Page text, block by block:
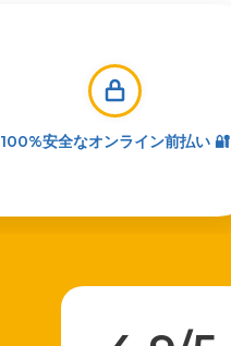
100%安全なオンライン前払い 🔐